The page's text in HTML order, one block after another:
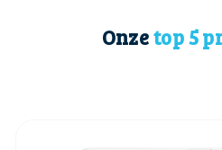
Onzetop5